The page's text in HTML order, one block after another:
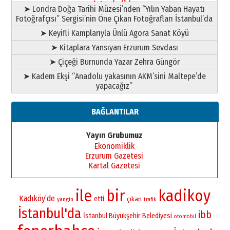
İstanbul’da
➤ Londra Doğa Tarihi Müzesi’nden “Yılın Yaban Hayatı
Fotoğrafçısı” Sergisi’nin Öne Çıkan Fotoğrafları İstanbul’da
➤ Keyifli Kamplarıyla Ünlü Agora Sanat Köyü
➤ Kitaplara Yansıyan Erzurum Sevdası
➤ Çiçeği Burnunda Yazar Zehra Güngör
➤ Kadem Ekşi “Anadolu yakasının AKM’sini Maltepe’de
yapacağız”
BAĞLANTILAR
Yayın Grubumuz
Ekonomiklik
Erzurum Gazetesi
Kartal Gazetesi
Kadıköy’de yangin ile etti bir çıkan trafik kadikoy
İstanbul'da İstanbul Büyükşehir Belediyesi otomobil ibb